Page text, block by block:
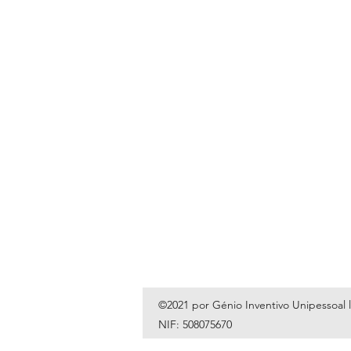
©2021 por Génio Inventivo Unipessoal
NIF: 508075670